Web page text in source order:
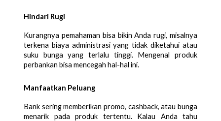
Hindari Rugi
Kurangnya pemahaman bisa bikin Anda rugi, misalnya
terkena biaya administrasi yang tidak diketahui atau
suku bunga yang terlalu tinggi. Mengenal produk
perbankan bisa mencegah hal-hal ini.
Manfaatkan Peluang
Bank sering memberikan promo, cashback, atau bunga
menarik pada produk tertentu. Kalau Anda tahu